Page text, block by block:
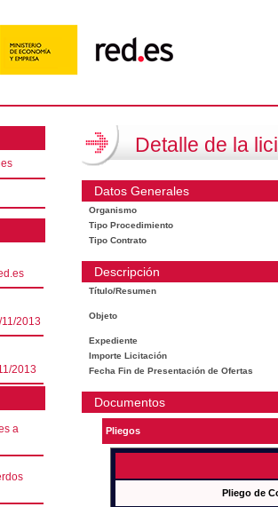
2013
2013
a
Detalle de la
Datos Generales
Organismo
Tipo Procedimiento
Tipo Contrato
Descripción
Título/Resumen
Objeto
Expediente
Importe Licitación
Fecha Fin de Presentación de Ofertas
Documentos
Pliegos
Pliego de